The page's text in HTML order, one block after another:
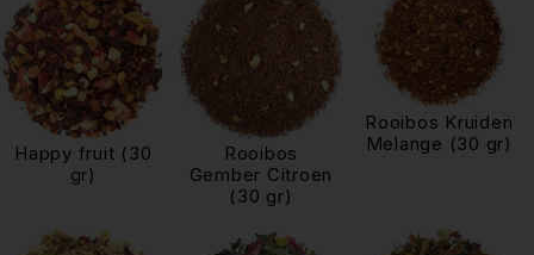
Happy fruit (30
gr)
Rooibos
Gember Citroen
(30 gr)
Rooibos Kruiden
Melange (30 gr)